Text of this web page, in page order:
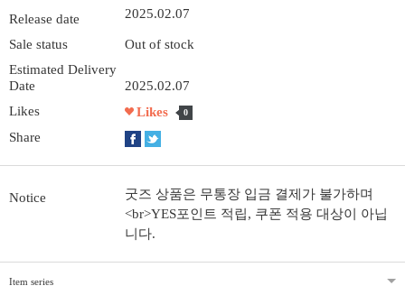
Release date 2025.02.07
Sale status
Out of stock
Estimated Delivery
Date
2025.02.07
Likes
Likes 0
Share
Notice
굿즈 상품은 무통장 입금 결제가 불가하며
<br>YES포인트 적립, 쿠폰 적용 대상이 아닙
니다.
Item series